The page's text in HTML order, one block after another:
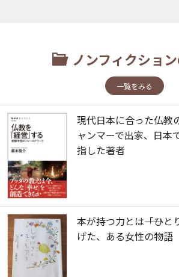
ノンフィクショ
一覧をみる
現代日本に合った仏
ャンマーで出家、日本
指した著者
本が持つ力とは――「ひ
げた、ある女性の物語